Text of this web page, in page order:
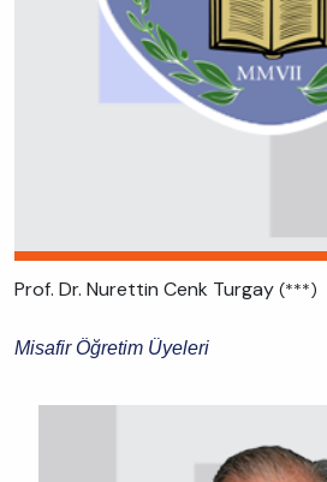
Prof. Dr. Nurettin Cenk Turgay (***)
Misafir Öğretim Üyeleri